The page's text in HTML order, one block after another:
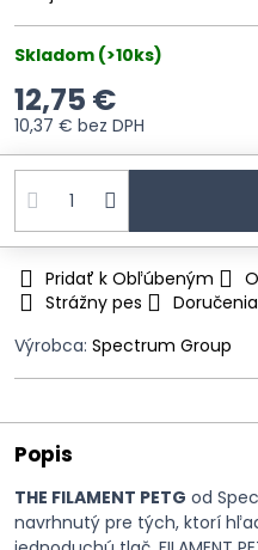
Skladom (>10ks)
12,75 €
10,37 € bez DPH
Pridať k Obľúbeným
Strážny pes
Doručenia
Výrobca: Spectrum Group
Popis
THE FILAMENT PETG od
navrhnutý pre tých, ktorí